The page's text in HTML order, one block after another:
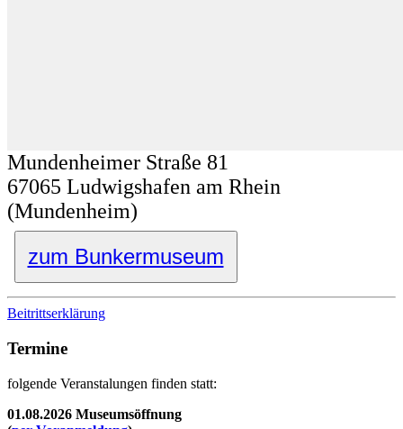
Mundenheimer Straße 81
67065 Ludwigshafen am Rhein
(Mundenheim)
zum Bunkermuseum
Beitrittserklärung
Termine
folgende Veranstalungen finden statt:
01.08.2026 Museumsöffnung